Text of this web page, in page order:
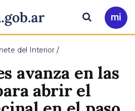
Ir
a
Buscar
del Interior
avanza en las
abrir el